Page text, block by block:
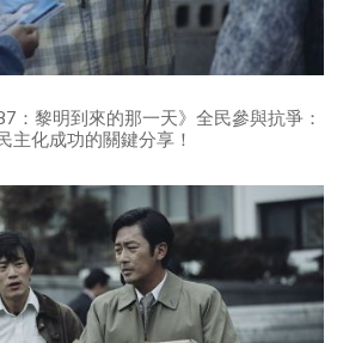
：黎明到來的那一天》全民參與抗爭：
主化成功的關鍵分享！